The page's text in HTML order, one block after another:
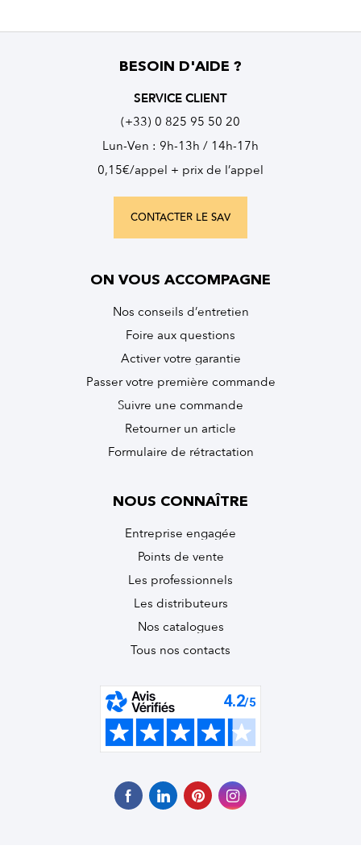
BESOIN D'AIDE ?
SERVICE CLIENT
(+33) 0 825 95 50 20
Lun-Ven : 9h-13h / 14h-17h
0,15€/appel + prix de l’appel
CONTACTER LE SAV
ON VOUS ACCOMPAGNE
Nos conseils d’entretien
Foire aux questions
Activer votre garantie
Passer votre première commande
Suivre une commande
Retourner un article
Formulaire de rétractation
NOUS CONNAÎTRE
Entreprise engagée
Points de vente
Les professionnels
Les distributeurs
Nos catalogues
Tous nos contacts